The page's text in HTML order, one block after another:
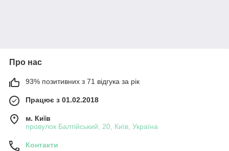
Про нас
93% позитивних з 71 відгука за рік
Працює з 01.02.2018
м. Київ
провулок Балтійський, 20, Київ, Україна
Контакти